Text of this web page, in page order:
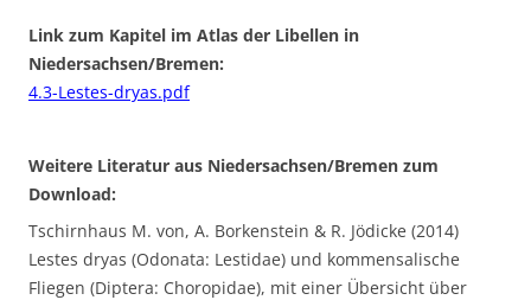
Link zum Kapitel im Atlas der Libellen in
Niedersachsen/Bremen:
4.3-Lestes-dryas.pdf
Weitere Literatur aus Niedersachsen/Bremen zum
Download:
Tschirnhaus M. von, A. Borkenstein & R. Jödicke (2014)
Lestes dryas (Odonata: Lestidae) und kommensalische
Fliegen (Diptera: Choropidae), mit einer Übersicht über